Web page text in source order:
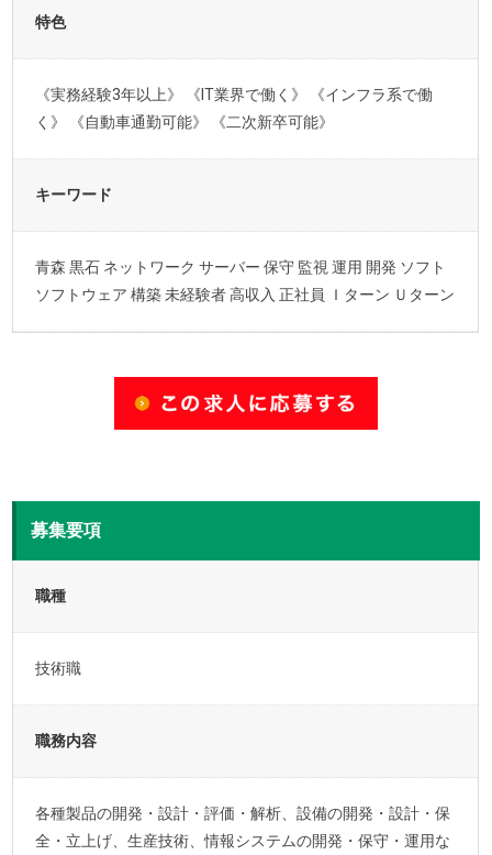
特色
《実務経験3年以上》 《IT業界で働く》 《インフラ系で働
く》 《自動車通勤可能》 《二次新卒可能》
キーワード
青森 黒石 ネットワーク サーバー 保守 監視 運用 開発 ソフト
ソフトウェア 構築 未経験者 高収入 正社員 Ｉターン Ｕターン
募集要項
職種
技術職
職務内容
各種製品の開発・設計・評価・解析、設備の開発・設計・保
全・立上げ、生産技術、情報システムの開発・保守・運用な